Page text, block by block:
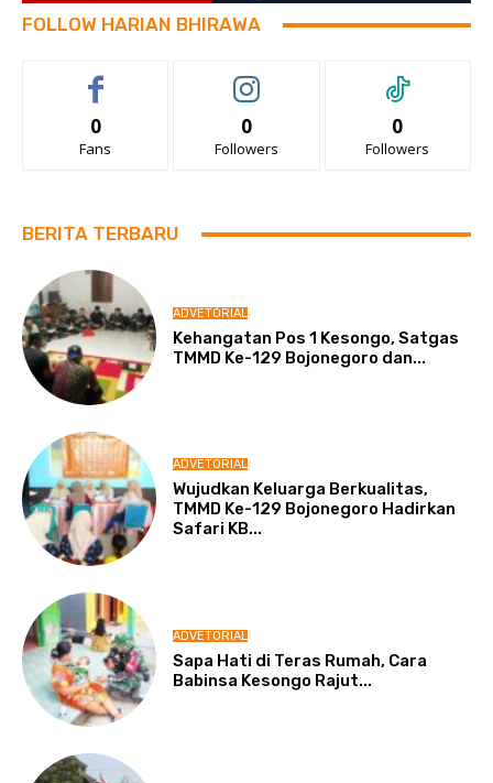
FOLLOW HARIAN BHIRAWA
0
Fans
0
Followers
0
Followers
BERITA TERBARU
ADVETORIAL
Kehangatan Pos 1 Kesongo, Satgas
TMMD Ke-129 Bojonegoro dan...
ADVETORIAL
Wujudkan Keluarga Berkualitas,
TMMD Ke-129 Bojonegoro Hadirkan
Safari KB...
ADVETORIAL
Sapa Hati di Teras Rumah, Cara
Babinsa Kesongo Rajut...